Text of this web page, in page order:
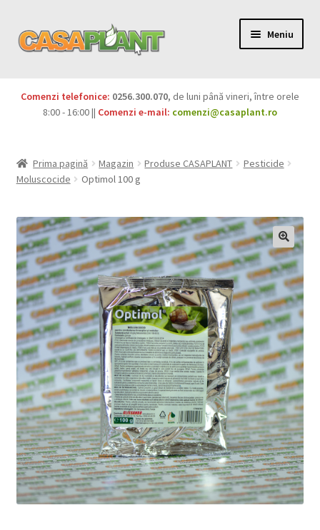
Meniu
Pesticide
copil
Produse BIO
Igienă publică
Casa și grădina
Extinde
meniul
copil
Sere și solarii
Extinde
meniul
copil
Comenzi telefonice: 0256.300.070, de luni până vineri, între orele
8:00 - 16:00 || Comenzi e-mail: comenzi@casaplant.ro
Prima pagină Magazin Produse CASAPLANT
Pesticide
Moluscocide
Optimol 100 g